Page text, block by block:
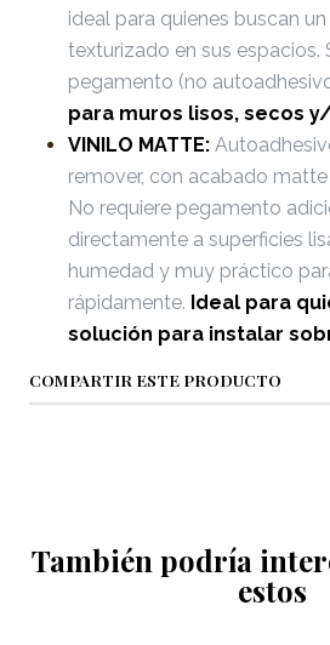
ideal para quienes buscan
texturizado en sus espacios.
pegamento (no
para muros lisos, secos
VINILO MATTE:
remover, con acabado
No requiere pegamento
directamente a superficies
humedad y muy práctico
rápidamente. Ideal para
solución para instalar
COMPARTIR ESTE PRODUCTO
También podría
estos